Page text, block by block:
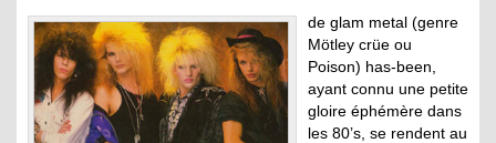
de glam metal (genre
Mötley crüe ou
Poison) has-been,
ayant connu une petite
gloire éphémère dans
les 80’s, se rendent au